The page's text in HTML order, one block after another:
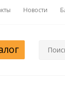
Новости